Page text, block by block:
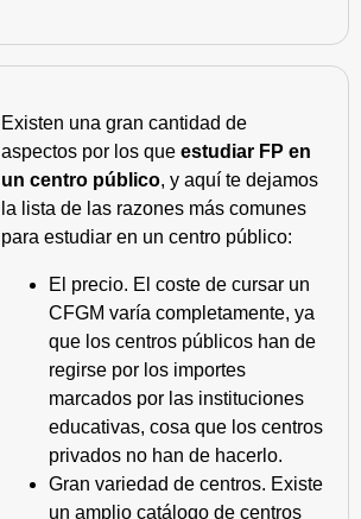
Existen una gran cantidad de
aspectos por los que estudiar FP en
un centro público, y aquí te dejamos
la lista de las razones más comunes
para estudiar en un centro público:
El precio. El coste de cursar un
CFGM varía completamente, ya
que los centros públicos han de
regirse por los importes
marcados por las instituciones
educativas, cosa que los centros
privados no han de hacerlo.
Gran variedad de centros. Existe
un amplio catálogo de centros